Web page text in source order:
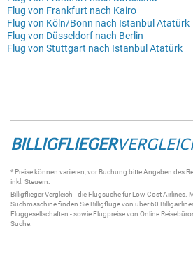
Flug von Frankfurt nach Kairo
Flug von Köln/Bonn nach Istanbul Atatürk
Flug von Düsseldorf nach Berlin
Flug von Stuttgart nach Istanbul Atatürk
BILLIGFLIEGER
* Preise können variieren, vor Buchung bitte Angaben des
inkl. Steuern.
BilligfliegerVergleich - die Flugsuchefür Low Cost Airlines.
Suchmaschinefinden Sie Billigflügevon über 60
Fluggesellschaften - sowie Flugpreise von Online
Suche